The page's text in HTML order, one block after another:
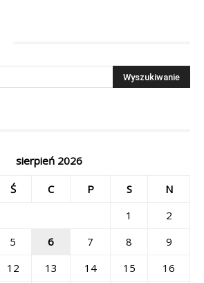
sierpień 2026
Ś C P S
N
1
2
5 6 7 8
9
12 13 14 15
16